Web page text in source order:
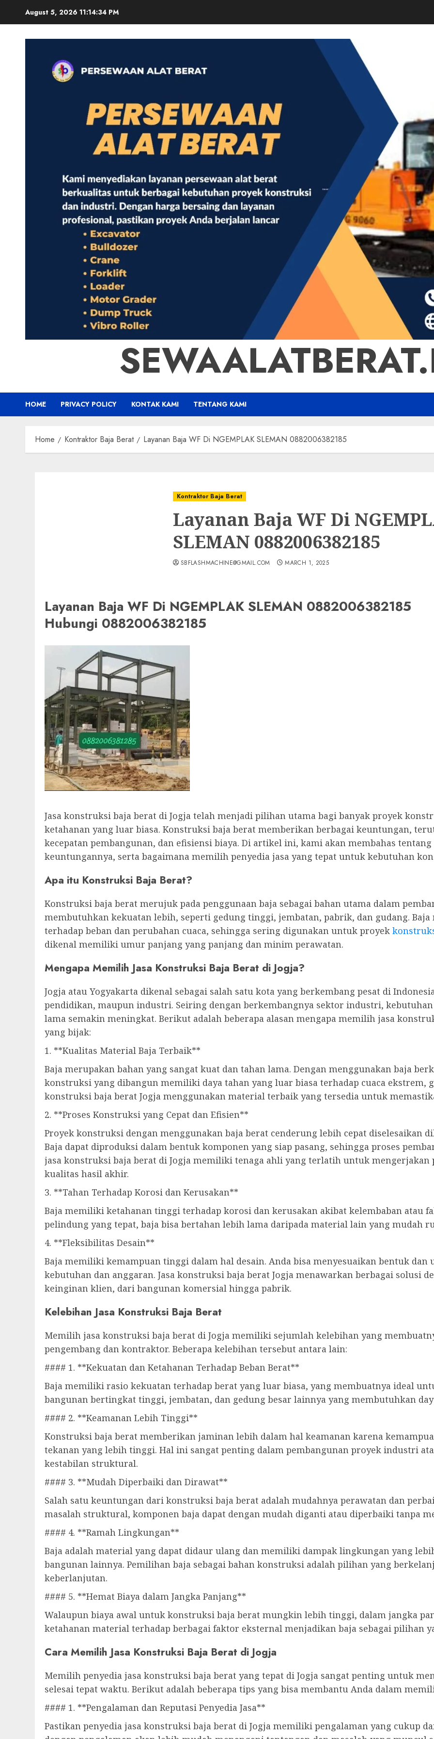
August 5, 2026 11:14:35 PM
HOME PRIVACY POLICY KONTAK KAMI TENTANG KAMI
Home Kontraktor Baja Berat Layanan Baja WF Di NGEMPLAK SLEMAN 0882006382185
Kontraktor Baja Berat
Layanan Baja WF Di
SLEMAN 0882006382185
SBFLASHMACHINE@GMAIL.COM MARCH 1, 2025
Layanan Baja WF Di NGEMPLAK SLEMAN 0882006382185
Hubungi 0882006382185
Jasa konstruksi baja berat di Jogja telah menjadi pilihan utama bagi banyak proyek
ketahanan yang luar biasa. Konstruksi baja berat memberikan berbagai keuntungan,
kecepatan pembangunan, dan efisiensi biaya. Di artikel ini, kami akan membahas
keuntungannya, serta bagaimana memilih penyedia jasa yang tepat untuk kebutuhan
Apa itu Konstruksi Baja Berat?
Konstruksi baja berat merujuk pada penggunaan baja sebagai bahan utama dalam
membutuhkan kekuatan lebih, seperti gedung tinggi, jembatan, pabrik, dan gudang.
terhadap beban dan perubahan cuaca, sehingga sering digunakan untuk proyek
dikenal memiliki umur panjang yang panjang dan minim perawatan.
Mengapa Memilih Jasa Konstruksi Baja Berat di Jogja?
Jogja atau Yogyakarta dikenal sebagai salah satu kota yang berkembang pesat di
pendidikan, maupun industri. Seiring dengan berkembangnya sektor industri,
lama semakin meningkat. Berikut adalah beberapa alasan mengapa memilih jasa
yang bijak:
1. **Kualitas Material Baja Terbaik**
Baja merupakan bahan yang sangat kuat dan tahan lama. Dengan menggunakan baja
konstruksi yang dibangun memiliki daya tahan yang luar biasa terhadap cuaca ekstrem,
konstruksi baja berat Jogja menggunakan material terbaik yang tersedia untuk
2. **Proses Konstruksi yang Cepat dan Efisien**
Proyek konstruksi dengan menggunakan baja berat cenderung lebih cepat diselesaikan
Baja dapat diproduksi dalam bentuk komponen yang siap pasang, sehingga proses
jasa konstruksi baja berat di Jogja memiliki tenaga ahli yang terlatih untuk mengerjakan
kualitas hasil akhir.
3. **Tahan Terhadap Korosi dan Kerusakan**
Baja memiliki ketahanan tinggi terhadap korosi dan kerusakan akibat kelembaban atau
pelindung yang tepat, baja bisa bertahan lebih lama daripada material lain yang mudah
4. **Fleksibilitas Desain**
Baja memiliki kemampuan tinggi dalam hal desain. Anda bisa menyesuaikan bentuk dan
kebutuhan dan anggaran. Jasa konstruksi baja berat Jogja menawarkan berbagai solusi
keinginan klien, dari bangunan komersial hingga pabrik.
Kelebihan Jasa Konstruksi Baja Berat
Memilih jasa konstruksi baja berat di Jogja memiliki sejumlah kelebihan yang
pengembang dan kontraktor. Beberapa kelebihan tersebut antara lain:
#### 1. **Kekuatan dan Ketahanan Terhadap Beban Berat**
Baja memiliki rasio kekuatan terhadap berat yang luar biasa, yang membuatnya ideal
bangunan bertingkat tinggi, jembatan, dan gedung besar lainnya yang membutuhkan
#### 2. **Keamanan Lebih Tinggi**
Konstruksi baja berat memberikan jaminan lebih dalam hal keamanan karena
tekanan yang lebih tinggi. Hal ini sangat penting dalam pembangunan proyek industri
kestabilan struktural.
#### 3. **Mudah Diperbaiki dan Dirawat**
Salah satu keuntungan dari konstruksi baja berat adalah mudahnya perawatan dan
masalah struktural, komponen baja dapat dengan mudah diganti atau diperbaiki tanpa
#### 4. **Ramah Lingkungan**
Baja adalah material yang dapat didaur ulang dan memiliki dampak lingkungan yang
bangunan lainnya. Pemilihan baja sebagai bahan konstruksi adalah pilihan yang
keberlanjutan.
#### 5. **Hemat Biaya dalam Jangka Panjang**
Walaupun biaya awal untuk konstruksi baja berat mungkin lebih tinggi, dalam jangka
ketahanan material terhadap berbagai faktor eksternal menjadikan baja sebagai pilihan
Cara Memilih Jasa Konstruksi Baja Berat di Jogja
Memilih penyedia jasa konstruksi baja berat yang tepat di Jogja sangat penting untuk
selesai tepat waktu. Berikut adalah beberapa tips yang bisa membantu Anda dalam
#### 1. **Pengalaman dan Reputasi Penyedia Jasa**
Pastikan penyedia jasa konstruksi baja berat di Jogja memiliki pengalaman yang cukup